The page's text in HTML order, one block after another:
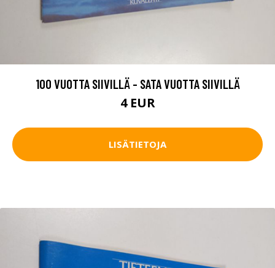
100 VUOTTA SIIVILLÄ - SATA VUOTTA SIIVILLÄ
4 EUR
LISÄTIETOJA